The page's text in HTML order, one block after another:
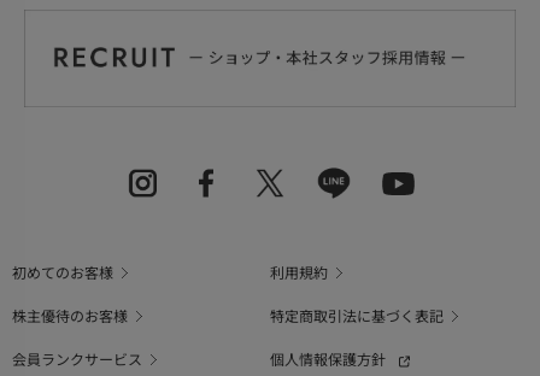
初めてのお客様
利用規約
株主優待のお客様
特定商取引法に基づく表記
会員ランクサービス
個人情報保護方針